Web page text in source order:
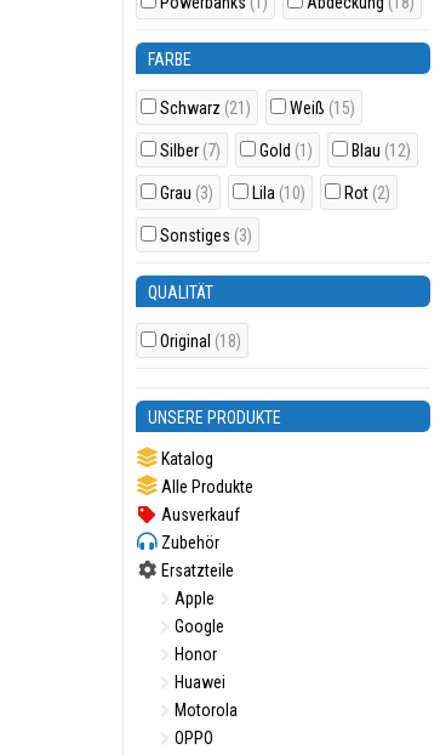
FARBE
Schwarz (21) Weiß (15)
Silber (7) Gold (1) Blau (12)
Grau (3) Lila (10) Rot (2)
Sonstiges (3)
QUALITÄT
Original (18)
UNSERE PRODUKTE
Katalog
Alle Produkte
Ausverkauf
Zubehör
Ersatzteile
Apple
Google
Honor
Huawei
Motorola
OPPO